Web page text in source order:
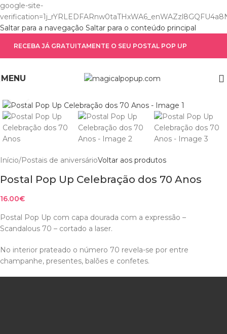
google-site-
Saltar para a navegação Saltar para o conteúdo principal
RECEBA JÁ GRATUITAMENTE O SEU POSTAL POP UP
MENU
Início/Postais de aniversárioVoltar aos produtos
Postal Pop Up Celebração dos 70 Anos
16.00€
Postal Pop Up com capa dourada com a expressão –
Scandalous 70 – cortado a laser.
No interior prateado o número 70 revela-se por entre
champanhe, presentes, balões e confetes.